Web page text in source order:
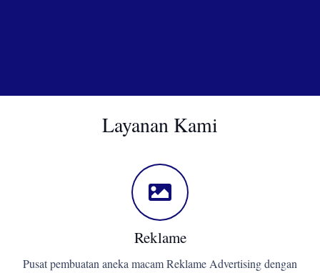
Layanan Kami
Reklame
Pusat pembuatan aneka macam Reklame Advertising dengan